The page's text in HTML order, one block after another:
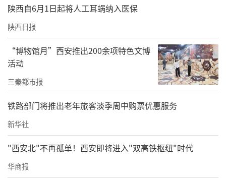
陕西自6月1日起将人工耳蜗纳入医保
陕西日报
“博物馆月”西安推出200余项特色文博
活动
三秦都市报
铁路部门将推出老年旅客淡季周中购票优惠服务
新华社
"西安北"不再孤单！西安即将进入"双高铁枢纽"时代
华商报